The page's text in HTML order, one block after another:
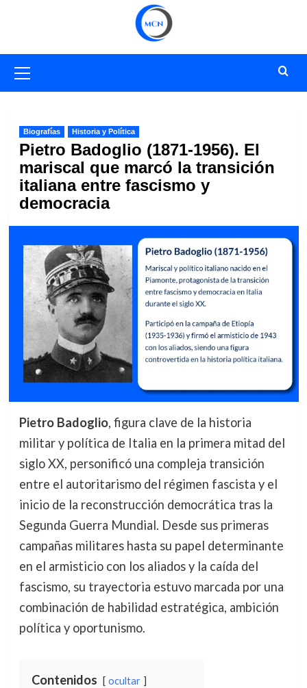
primario
Biografías Historia y Política
Pietro Badoglio (1871-1956). El
mariscal que marcó la transición
italiana entre fascismo y
democracia
Pietro Badoglio, figura clave de la historia
militar y política de Italia en la primera mitad del
siglo XX, personificó una compleja transición
entre el autoritarismo del régimen fascista y el
inicio de la reconstrucción democrática tras la
Segunda Guerra Mundial. Desde sus primeras
campañas militares hasta su papel determinante
en el armisticio con los aliados y la caída del
fascismo, su trayectoria estuvo marcada por una
combinación de habilidad estratégica, ambición
política y oportunismo.
Contenidos ocultar